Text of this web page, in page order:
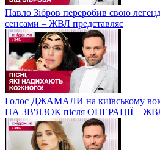
Павло Зібров переробив свою
сенсами – ЖВЛ представляє
Голос ДЖАМАЛИ на київському
НА ЗВ'ЯЗОК після ОПЕРАЦІЇ – ЖВЛ